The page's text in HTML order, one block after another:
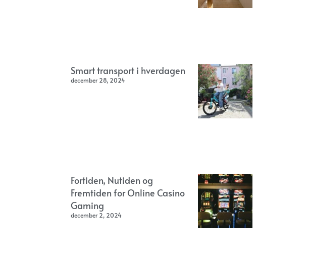
Smart transport i hverdagen
december 28, 2024
Fortiden, Nutiden og
Fremtiden for Online Casino
Gaming
december 2, 2024